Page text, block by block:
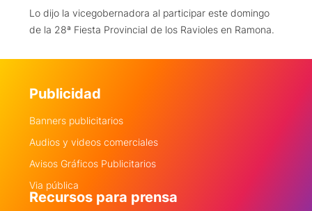
Lo dijo la vicegobernadora al participar este domingo
de la 28ª Fiesta Provincial de los Ravioles en Ramona.
Publicidad
Banners publicitarios
Audios y videos comerciales
Avisos Gráficos Publicitarios
Via pública
Recursos para prensa